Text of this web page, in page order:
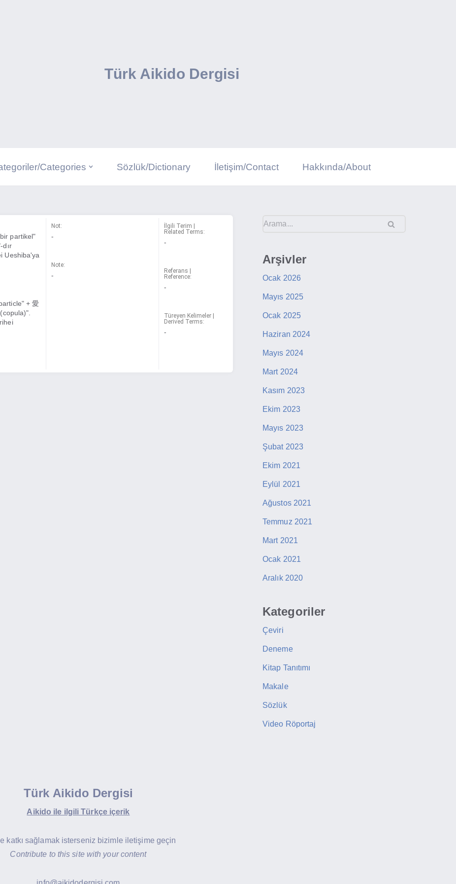
Türk Aikido Dergisi
Categories Sözlük/Dictionary İletişim/Contact Hakkında/About
partikel"
dır
Ueshiba'ya
+ 愛
Not:
-
Note:
-
İlgili Terim |
Related Terms:
-
Referans |
Reference:
-
Türeyen Kelimeler |
Derived Terms:
-
Arşivler
Ocak 2026
Mayıs 2025
Ocak 2025
Haziran 2024
Mayıs 2024
Mart 2024
Kasım 2023
Ekim 2023
Mayıs 2023
Şubat 2023
Ekim 2021
Eylül 2021
Ağustos 2021
Temmuz 2021
Mart 2021
Ocak 2021
Aralık 2020
Kategoriler
Çeviri
Deneme
Kitap Tanıtımı
Makale
Sözlük
Video Röportaj
Türk Aikido Dergisi
Aikido ile ilgili Türkçe içerik
katkı sağlamak isterseniz bizimle iletişime geçin
Contribute to this site with your content